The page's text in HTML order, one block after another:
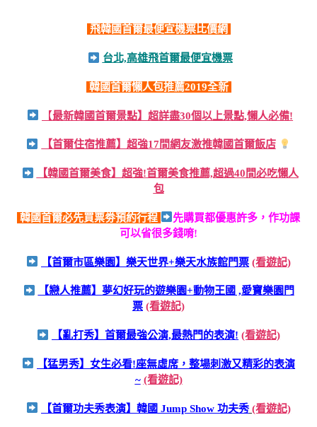
飛韓國首爾最便宜機票比價網
台北,高雄飛首爾最便宜機票
韓國首爾懶人包推薦2019全新
【最新韓國首爾景點】超詳盡30個以上景點,懶人必備!
【首爾住宿推薦】超強17間網友激推韓國首爾飯店
【韓國首爾美食】超強!首爾美食推薦,超過40間必吃懶人
包
韓國首爾必先買票劵預約行程
先購買都優惠許多，作功課
可以省很多錢唷!
【首爾市區樂園】樂天世界+樂天水族館門票 (看遊記)
【戀人推薦】夢幻好玩的遊樂園+動物王國 ,愛寶樂園門
票 (看遊記)
【亂打秀】首爾最強公演,最熱門的表演! (看遊記)
【猛男秀】女生必看!座無虛席，整場刺激又精彩的表演
~ (看遊記)
【首爾功夫秀表演】韓國 Jump Show 功夫秀 (看遊記)